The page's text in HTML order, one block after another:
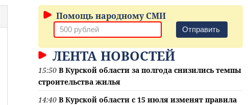
Помощь народному СМИ
Отправить
ЛЕНТА НОВОСТЕЙ
15:50 В Курской области за полгода снизились темпы
строительства жилья
14:40 В Курской области с 15 июля изменят правила